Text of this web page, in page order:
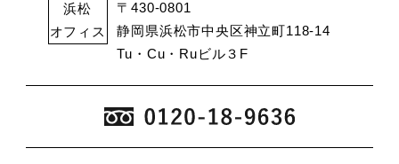
浜松
オフィス
〒430-0801
静岡県浜松市中央区神立町118-14
Tu・Cu・Ruビル３F